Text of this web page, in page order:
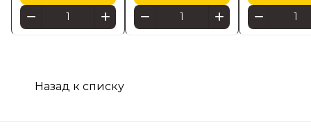
Назад к списку